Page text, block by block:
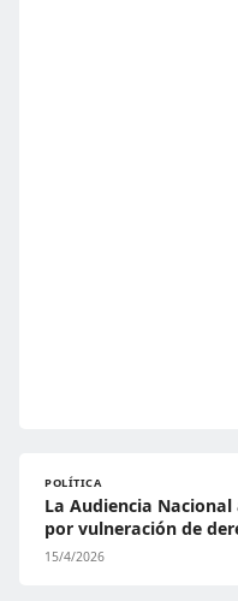
POLÍTICA
La Audiencia
por vulneración de
15/4/2026